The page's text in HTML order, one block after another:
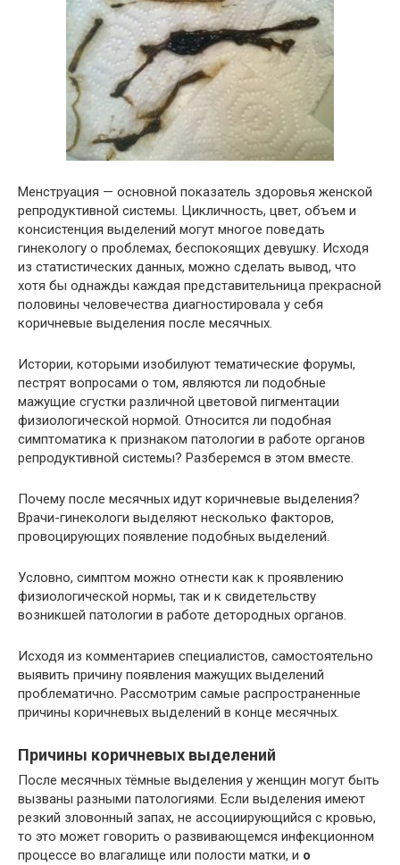
Менструация — основной показатель здоровья женской
репродуктивной системы. Цикличность, цвет, объем и
консистенция выделений могут многое поведать
гинекологу о проблемах, беспокоящих девушку. Исходя
из статистических данных, можно сделать вывод, что
хотя бы однажды каждая представительница прекрасной
половины человечества диагностировала у себя
коричневые выделения после месячных.
Истории, которыми изобилуют тематические форумы,
пестрят вопросами о том, являются ли подобные
мажущие сгустки различной цветовой пигментации
физиологической нормой. Относится ли подобная
симптоматика к признаком патологии в работе органов
репродуктивной системы? Разберемся в этом вместе.
Почему после месячных идут коричневые выделения?
Врачи-гинекологи выделяют несколько факторов,
провоцирующих появление подобных выделений.
Условно, симптом можно отнести как к проявлению
физиологической нормы, так и к свидетельству
возникшей патологии в работе детородных органов.
Исходя из комментариев специалистов, самостоятельно
выявить причину появления мажущих выделений
проблематично. Рассмотрим самые распространенные
причины коричневых выделений в конце месячных.
Причины коричневых выделений
После месячных тёмные выделения у женщин могут быть
вызваны разными патологиями. Если выделения имеют
резкий зловонный запах, не ассоциирующийся с кровью,
то это может говорить о развивающемся инфекционном
процессе во влагалище или полости матки, и о